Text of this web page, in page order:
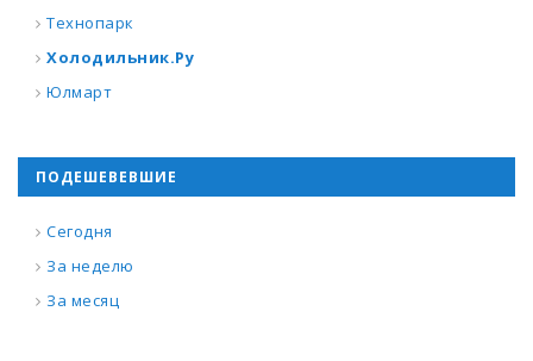
Технопарк
Холодильник.Ру
Юлмарт
ПОДЕШЕВЕВШИЕ
Сегодня
За неделю
За месяц